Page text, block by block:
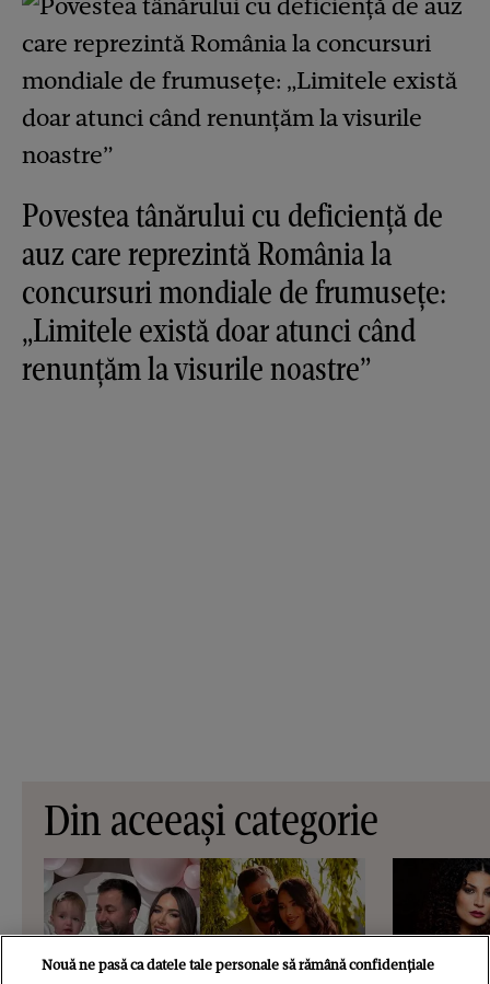
Povestea tânărului cu deficiență de
auz care reprezintă România la
concursuri mondiale de frumusețe:
„Limitele există doar atunci când
renunțăm la visurile noastre”
Din aceeași categorie
Nouă ne pasă ca datele tale personale să rămână confidențiale